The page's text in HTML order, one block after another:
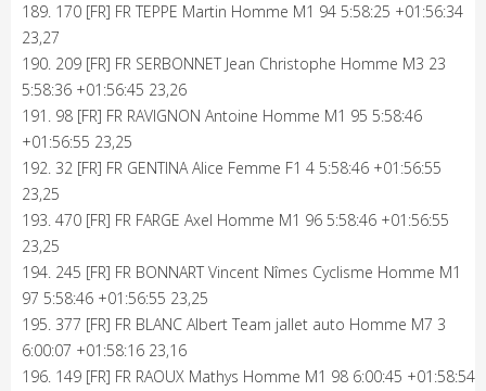
189. 170 [FR] FR TEPPE Martin Homme M1 94 5:58:25 +01:56:34
23,27
190. 209 [FR] FR SERBONNET Jean Christophe Homme M3 23
5:58:36 +01:56:45 23,26
191. 98 [FR] FR RAVIGNON Antoine Homme M1 95 5:58:46
+01:56:55 23,25
192. 32 [FR] FR GENTINA Alice Femme F1 4 5:58:46 +01:56:55
23,25
193. 470 [FR] FR FARGE Axel Homme M1 96 5:58:46 +01:56:55
23,25
194. 245 [FR] FR BONNART Vincent Nîmes Cyclisme Homme M1
97 5:58:46 +01:56:55 23,25
195. 377 [FR] FR BLANC Albert Team jallet auto Homme M7 3
6:00:07 +01:58:16 23,16
196. 149 [FR] FR RAOUX Mathys Homme M1 98 6:00:45 +01:58:54